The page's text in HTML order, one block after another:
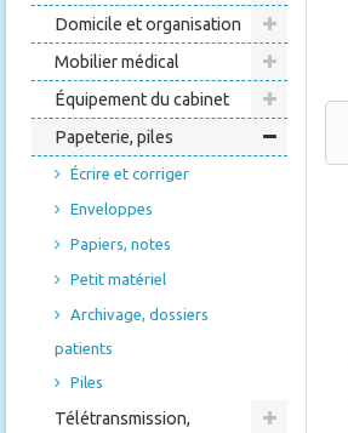
Domicile et organisation
Mobilier médical
Équipement du cabinet
Papeterie, piles
Écrire et corriger
Enveloppes
Papiers, notes
Petit matériel
Archivage, dossiers
patients
Piles
Télétransmission,